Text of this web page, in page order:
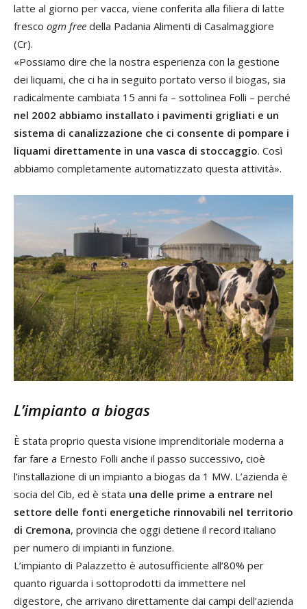
latte al giorno per vacca, viene conferita alla filiera di latte
fresco ogm free della Padania Alimenti di Casalmaggiore
(Cr).
«Possiamo dire che la nostra esperienza con la gestione
dei liquami, che ci ha in seguito portato verso il biogas, sia
radicalmente cambiata 15 anni fa – sottolinea Folli – perché
nel 2002 abbiamo installato i pavimenti grigliati e un
sistema di canalizzazione che ci consente di pompare i
liquami direttamente in una vasca di stoccaggio. Così
abbiamo completamente automatizzato questa attività».
L’impianto a biogas
È stata proprio questa visione imprenditoriale moderna a
far fare a Ernesto Folli anche il passo successivo, cioè
l’installazione di un impianto a biogas da 1 MW. L’azienda è
socia del Cib, ed è stata una delle prime a entrare nel
settore delle fonti energetiche rinnovabili nel territorio
di Cremona, provincia che oggi detiene il record italiano
per numero di impianti in funzione.
L’impianto di Palazzetto è autosufficiente all’80% per
quanto riguarda i sottoprodotti da immettere nel
digestore, che arrivano direttamente dai campi dell’azienda